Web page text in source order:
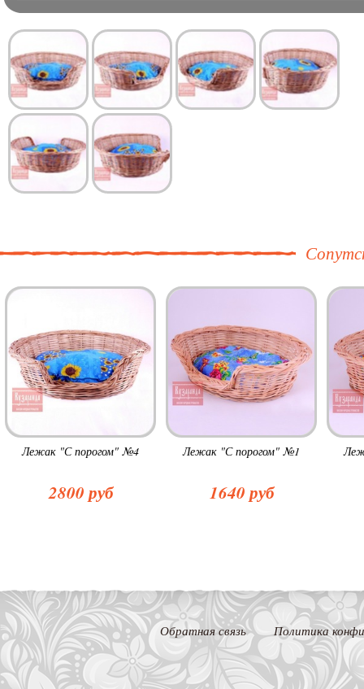
Лежак "С порогом" №4
2800 руб
Лежак "С порогом" №1
1640 руб
Обратная связь Политика